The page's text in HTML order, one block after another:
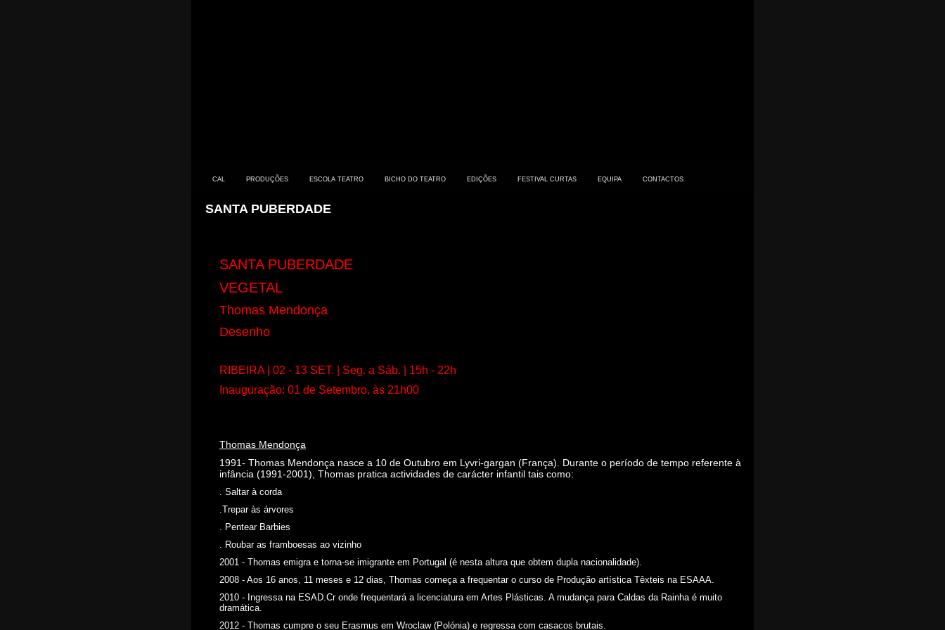
PRIMEIROS SINTOMAS
CAL - Centro de Artes de
Lisboa
R. santa Engrácia 12A,
(+351) 915 078 572
E-mail:primeiros-sintom
SANTA PUBERDADE
SANTA PUBERDADE
VEGETAL
Thomas Mendonça
Desenho
RIBEIRA | 02 - 13 SET. | Seg. a Sáb. | 15h - 22h
Inauguração: 01 de Setembro, às 21h00
Thomas Mendonça
1991- Thomas Mendonça nasce a 10 de Outubro em Lyvri-gargan (França). Durante o período de tempo referente à
infância (1991-2001), Thomas pratica actividades de carácter infantil tais como:
. Saltar à corda
.Trepar às árvores
. Pentear Barbies
. Roubar as framboesas ao vizinho
2001 - Thomas emigra e torna-se imigrante em Portugal (é nesta altura que obtem dupla nacionalidade).
2008 - Aos 16 anos, 11 meses e 12 dias, Thomas começa a frequentar o curso de Produção artística Têxteis na ESAAA.
2010 - Ingressa na ESAD.Cr onde frequentará a licenciatura em Artes Plásticas. A mudança para Caldas da Rainha é muito
dramática.
2012 - Thomas cumpre o seu Erasmus em Wroclaw (Polónia) e regressa com casacos brutais.
CAL PRODUÇÕES ESCOLA TEATRO BICHO DO TEATRO EDIÇÕES FESTIVAL CURTAS EQUIPA CONTACTOS